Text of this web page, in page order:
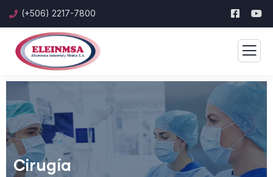
(+506) 2217-7800
Cirugía